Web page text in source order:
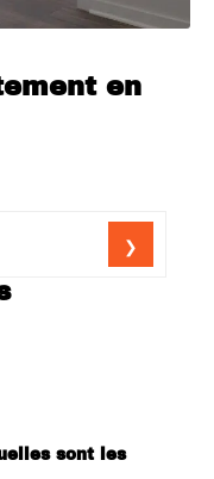
en
sont les